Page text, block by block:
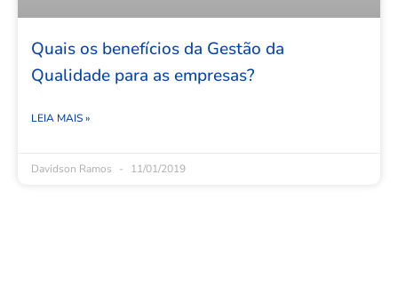
Quais os benefícios da Gestão da
Qualidade para as empresas?
LEIA MAIS »
Davidson Ramos 11/01/2019